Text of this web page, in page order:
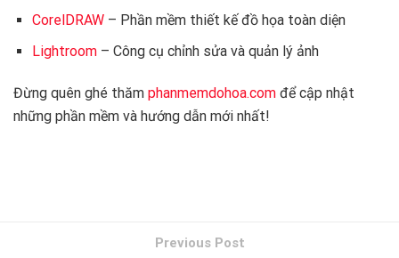
CorelDRAW– Phần mềm thiết kế đồ họa toàn diện
Lightroom– Công cụ chỉnh sửa và quản lý ảnh
Đừng quên ghé thăm phanmemdohoa.com để cập nhật
những phần mềm và hướng dẫn mới nhất!